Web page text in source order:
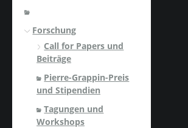
Forschung
Call for Papers und
Beiträge
Pierre-Grappin-Preis
und Stipendien
Tagungen und
Workshops